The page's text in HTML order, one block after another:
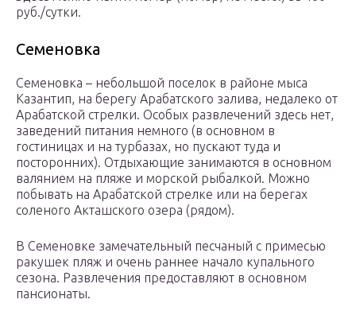
руб./сутки.
Семеновка
Семеновка – небольшой поселок в районе мыса
Казантип, на берегу Арабатского залива, недалеко от
Арабатской стрелки. Особых развлечений здесь нет,
заведений питания немного (в основном в
гостиницах и на турбазах, но пускают туда и
посторонних). Отдыхающие занимаются в основном
валянием на пляже и морской рыбалкой. Можно
побывать на Арабатской стрелке или на берегах
соленого Акташского озера (рядом).
В Семеновке замечательный песчаный с примесью
ракушек пляж и очень раннее начало купального
сезона. Развлечения предоставляют в основном
пансионаты.